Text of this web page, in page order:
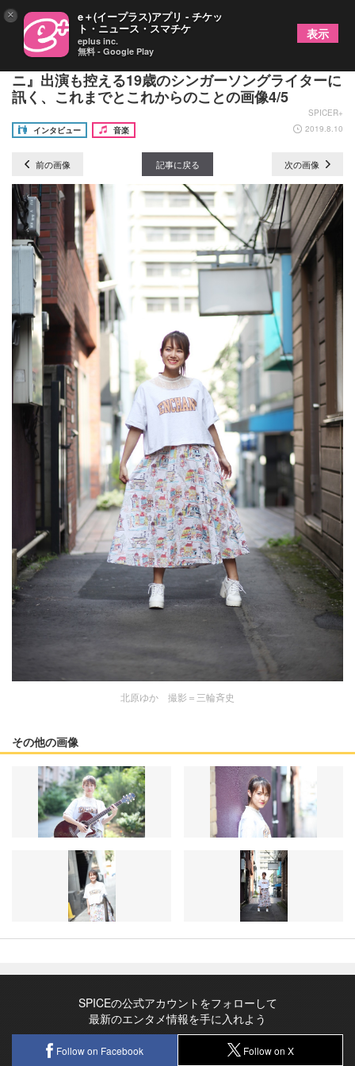
北原ゆか 初の全国リリース作品を携え『サマソ
ニ』出演も控える19歳のシンガーソングライターに
訊く、これまでとこれからのことの画像4/5
SPICER+
インタビュー
音楽 2019.8.10
前の画像 記事に戻る 次の画像
北原ゆか 撮影＝三輪斉史
その他の画像
SPICEの公式アカウントをフォローして
最新のエンタメ情報を手に入れよう
Follow on Facebook Follow on X
× e＋(イープラス)アプリ - チケッ
ト・ニュース・スマチケ
eplus inc.
無料 - Google Play
表示